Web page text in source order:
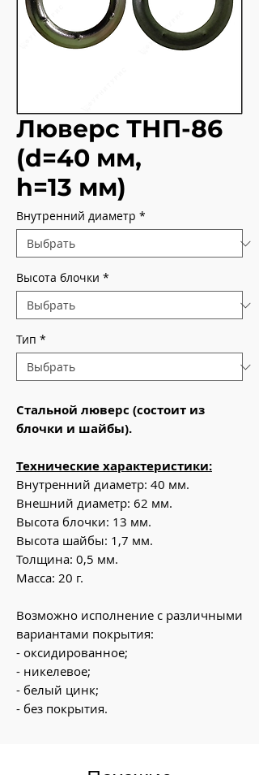
Люверс ТНП-86
(d=40 мм,
h=13 мм)
Внутренний диаметр *
Высота блочки *
Тип *
Стальной люверс (состоит из
блочки и шайбы).
Технические характеристики:
Внутренний диаметр: 40 мм.
Внешний диаметр: 62 мм.
Высота блочки: 13 мм.
Высота шайбы: 1,7 мм.
Толщина: 0,5 мм.
Масса: 20 г.
Возможно исполнение с различными
вариантами покрытия:
- оксидированное;
- никелевое;
- белый цинк;
- без покрытия.